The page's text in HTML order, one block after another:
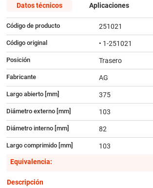
Datos técnicos Aplicaciones
Código de producto 251021
Código original • 1-251021
Posición Trasero
Fabricante AG
Largo abierto [mm] 375
Diámetro externo [mm] 103
Diámetro interno [mm] 82
Largo comprimido [mm]
103
Equivalencia:
Descripción